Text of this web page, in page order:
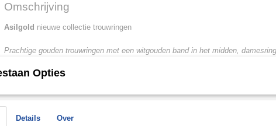
Omschrijving
Asilgold nieuwe collectie trouwringen
Prachtige gouden trouwringen met een witgouden band in het midden,
Prijzen zijn per paar
Opties
Details Over